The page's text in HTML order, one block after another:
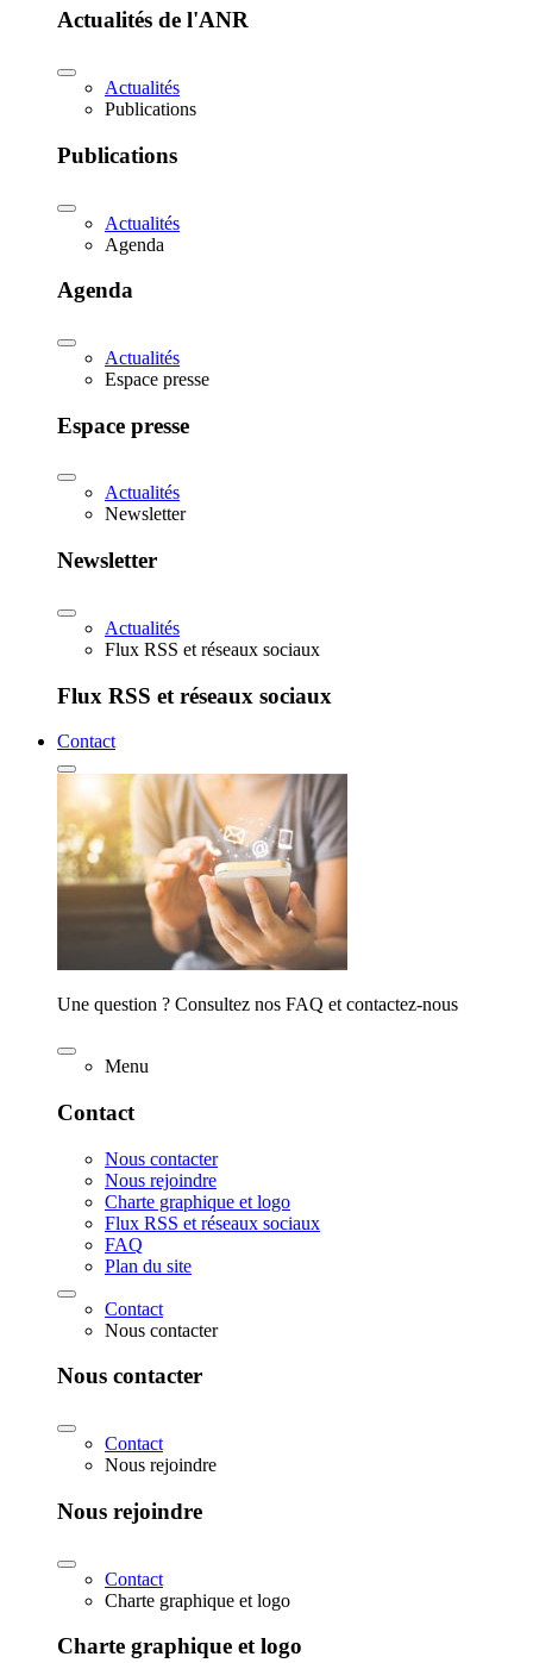
Actualités de l'ANR
Actualités
Publications
Publications
Actualités
Agenda
Agenda
Actualités
Espace presse
Espace presse
Actualités
Newsletter
Newsletter
Actualités
Flux RSS et réseaux sociaux
Flux RSS et réseaux sociaux
Contact
Une question ? Consultez nos FAQ et contactez-nous
Menu
Contact
Nous contacter
Nous rejoindre
Charte graphique et logo
Flux RSS et réseaux sociaux
FAQ
Plan du site
Contact
Nous contacter
Nous contacter
Contact
Nous rejoindre
Nous rejoindre
Contact
Charte graphique et logo
Charte graphique et logo